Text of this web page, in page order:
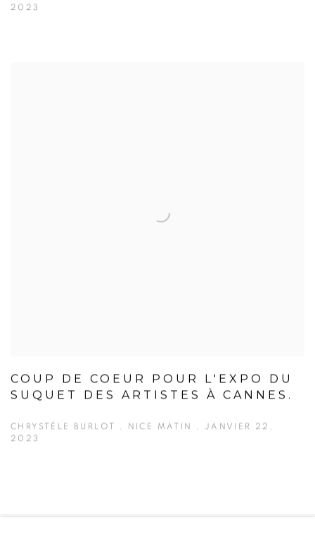
2023
COUP DE COEUR POUR L'EXPO DU
SUQUET DES ARTISTES À CANNES.
CHRYSTÈLE BURLOT , NICE MATIN , JANVIER 22,
2023